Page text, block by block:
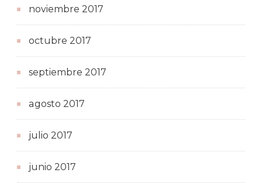
noviembre 2017
octubre 2017
septiembre 2017
agosto 2017
julio 2017
junio 2017